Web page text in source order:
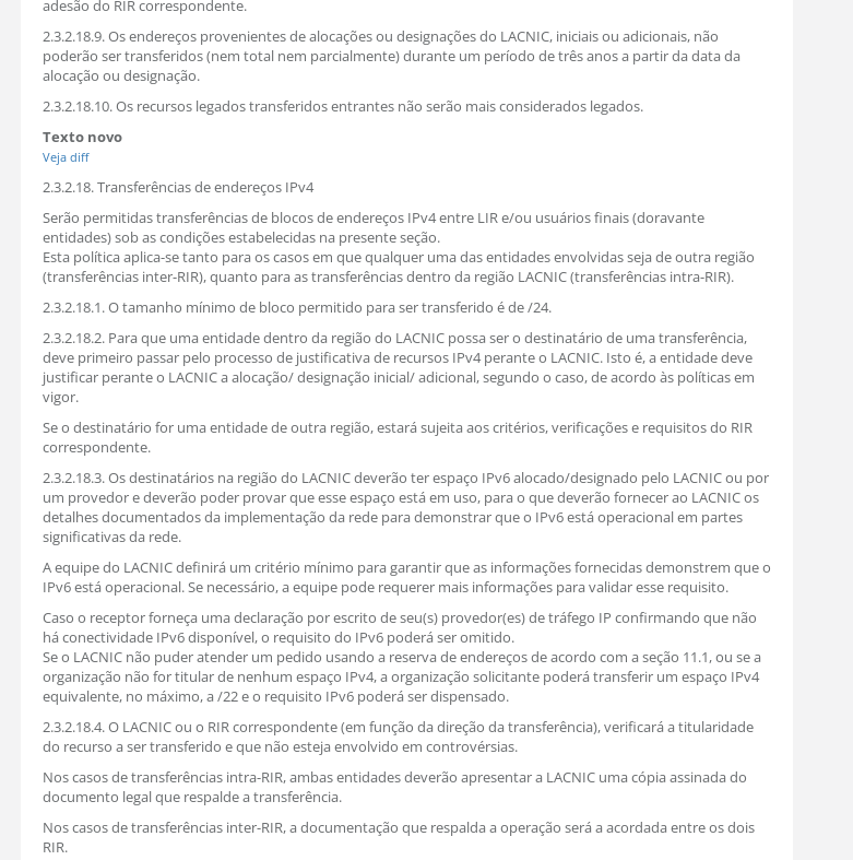
adesão do RIR correspondente.
2.3.2.18.9. Os endereços provenientes de alocações ou designações do LACNIC, iniciais ou adicionais, não
poderão ser transferidos (nem total nem parcialmente) durante um período de três anos a partir da data da
alocação ou designação.
2.3.2.18.10. Os recursos legados transferidos entrantes não serão mais considerados legados.
Texto novo
Veja diff
2.3.2.18. Transferências de endereços IPv4
Serão permitidas transferências de blocos de endereços IPv4 entre LIR e/ou usuários finais (doravante
entidades) sob as condições estabelecidas na presente seção.
Esta política aplica-se tanto para os casos em que qualquer uma das entidades envolvidas seja de outra região
(transferências inter-RIR), quanto para as transferências dentro da região LACNIC (transferências intra-RIR).
2.3.2.18.1. O tamanho mínimo de bloco permitido para ser transferido é de /24.
2.3.2.18.2. Para que uma entidade dentro da região do LACNIC possa ser o destinatário de uma transferência,
deve primeiro passar pelo processo de justificativa de recursos IPv4 perante o LACNIC. Isto é, a entidade deve
justificar perante o LACNIC a alocação/ designação inicial/ adicional, segundo o caso, de acordo às políticas em
vigor.
Se o destinatário for uma entidade de outra região, estará sujeita aos critérios, verificações e requisitos do RIR
correspondente.
2.3.2.18.3. Os destinatários na região do LACNIC deverão ter espaço IPv6 alocado/designado pelo LACNIC ou por
um provedor e deverão poder provar que esse espaço está em uso, para o que deverão fornecer ao LACNIC os
detalhes documentados da implementação da rede para demonstrar que o IPv6 está operacional em partes
significativas da rede.
A equipe do LACNIC definirá um critério mínimo para garantir que as informações fornecidas demonstrem que o
IPv6 está operacional. Se necessário, a equipe pode requerer mais informações para validar esse requisito.
Caso o receptor forneça uma declaração por escrito de seu(s) provedor(es) de tráfego IP confirmando que não
há conectividade IPv6 disponível, o requisito do IPv6 poderá ser omitido.
Se o LACNIC não puder atender um pedido usando a reserva de endereços de acordo com a seção 11.1, ou se a
organização não for titular de nenhum espaço IPv4, a organização solicitante poderá transferir um espaço IPv4
equivalente, no máximo, a /22 e o requisito IPv6 poderá ser dispensado.
2.3.2.18.4. O LACNIC ou o RIR correspondente (em função da direção da transferência), verificará a titularidade
do recurso a ser transferido e que não esteja envolvido em controvérsias.
Nos casos de transferências intra-RIR, ambas entidades deverão apresentar a LACNIC uma cópia assinada do
documento legal que respalde a transferência.
Nos casos de transferências inter-RIR, a documentação que respalda a operação será a acordada entre os dois
RIR.